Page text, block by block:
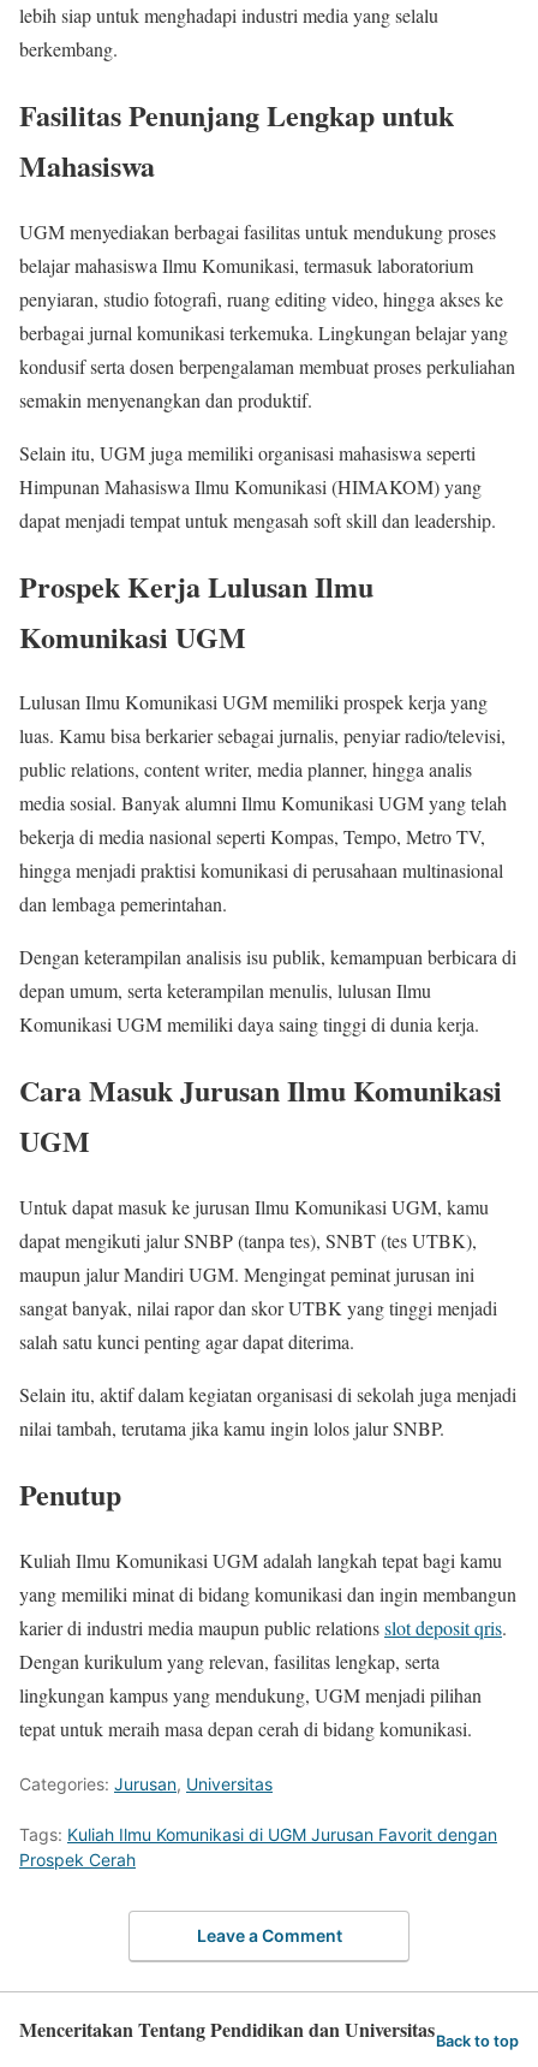
lebih siap untuk menghadapi industri media yang selalu
berkembang.
Fasilitas Penunjang Lengkap untuk
Mahasiswa
UGM menyediakan berbagai fasilitas untuk mendukung proses
belajar mahasiswa Ilmu Komunikasi, termasuk laboratorium
penyiaran, studio fotografi, ruang editing video, hingga akses ke
berbagai jurnal komunikasi terkemuka. Lingkungan belajar yang
kondusif serta dosen berpengalaman membuat proses perkuliahan
semakin menyenangkan dan produktif.
Selain itu, UGM juga memiliki organisasi mahasiswa seperti
Himpunan Mahasiswa Ilmu Komunikasi (HIMAKOM) yang
dapat menjadi tempat untuk mengasah soft skill dan leadership.
Prospek Kerja Lulusan Ilmu
Komunikasi UGM
Lulusan Ilmu Komunikasi UGM memiliki prospek kerja yang
luas. Kamu bisa berkarier sebagai jurnalis, penyiar radio/televisi,
public relations, content writer, media planner, hingga analis
media sosial. Banyak alumni Ilmu Komunikasi UGM yang telah
bekerja di media nasional seperti Kompas, Tempo, Metro TV,
hingga menjadi praktisi komunikasi di perusahaan multinasional
dan lembaga pemerintahan.
Dengan keterampilan analisis isu publik, kemampuan berbicara di
depan umum, serta keterampilan menulis, lulusan Ilmu
Komunikasi UGM memiliki daya saing tinggi di dunia kerja.
Cara Masuk Jurusan Ilmu Komunikasi
UGM
Untuk dapat masuk ke jurusan Ilmu Komunikasi UGM, kamu
dapat mengikuti jalur SNBP (tanpa tes), SNBT (tes UTBK),
maupun jalur Mandiri UGM. Mengingat peminat jurusan ini
sangat banyak, nilai rapor dan skor UTBK yang tinggi menjadi
salah satu kunci penting agar dapat diterima.
Selain itu, aktif dalam kegiatan organisasi di sekolah juga menjadi
nilai tambah, terutama jika kamu ingin lolos jalur SNBP.
Penutup
Kuliah Ilmu Komunikasi UGM adalah langkah tepat bagi kamu
yang memiliki minat di bidang komunikasi dan ingin membangun
karier di industri media maupun public relationsslot deposit qris.
Dengan kurikulum yang relevan, fasilitas lengkap, serta
lingkungan kampus yang mendukung, UGM menjadi pilihan
tepat untuk meraih masa depan cerah di bidang komunikasi.
Categories: Jurusan, Universitas
Tags: Kuliah Ilmu Komunikasi di UGM Jurusan Favorit dengan
Prospek Cerah
Leave a Comment
Menceritakan Tentang Pendidikan dan UniversitasBack to top